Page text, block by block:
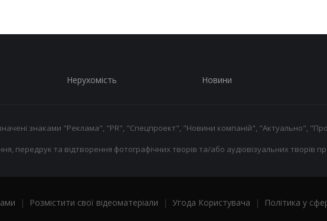
Нерухомість Новини
знаками "Реклама", "PR", "Спецпроект", "Новини компаній", "Актуально",
передрук та відтворення фотографічних творів та/або аудіовізуальних творів
| Розмістити свої відеоматеріали | Угода Користувача |
Політика у